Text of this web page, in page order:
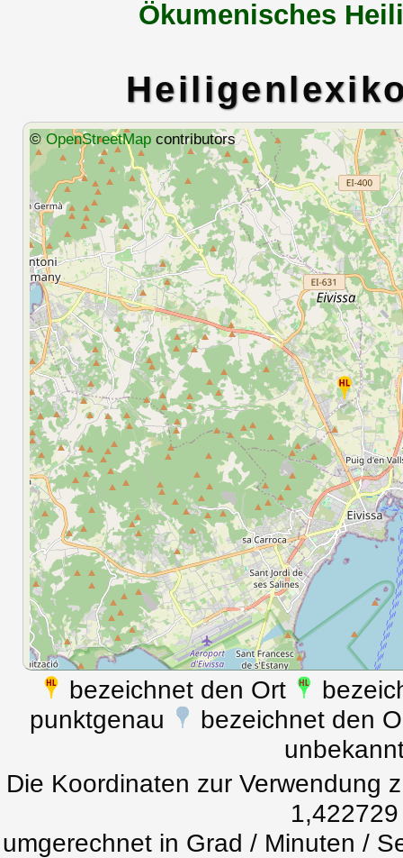
Ökumenisches
©OpenStreetMapcontributors
bezeichnet den Ort
punktgenau
bezeichnet den
Die Koordinaten zur Verwendung
1,422729
umgerechnet in Grad / Minuten /